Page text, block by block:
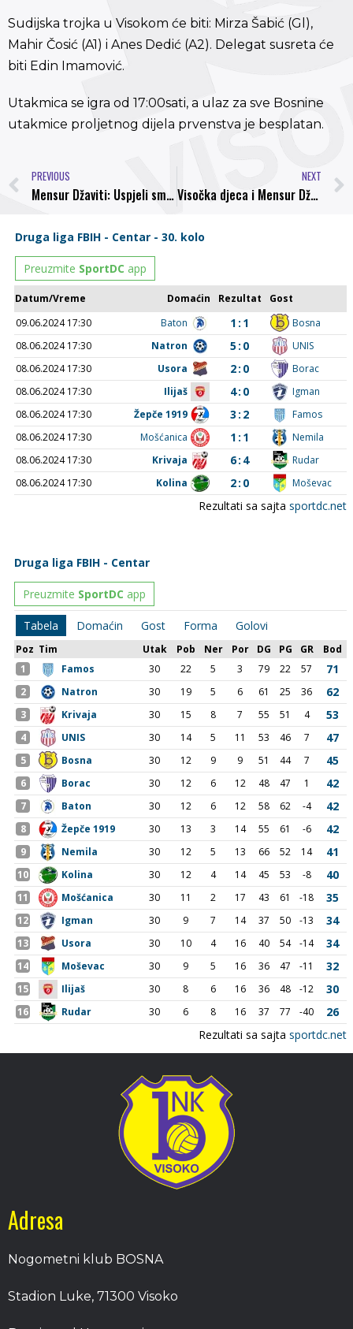
Sudijska trojka u Visokom će biti: Mirza Šabić (Gl),
Mahir Čosić (A1) i Anes Dedić (A2). Delegat susreta će
biti Edin Imamović.
Utakmica se igra od 17:00sati, a ulaz za sve Bosnine
utakmice proljetnog dijela prvenstva je besplatan.
PREVIOUS
Mensur Džaviti: Uspjeli smo ostati neporaženi na gostovanjima
NEXT
Visočka djeca i Mensur Džaviti nastavljaju najljepšu sportsku priču: NK Bosna – NK Kolina 4:1
Adresa
Nogometni klub BOSNA
Stadion Luke, 71300 Visoko